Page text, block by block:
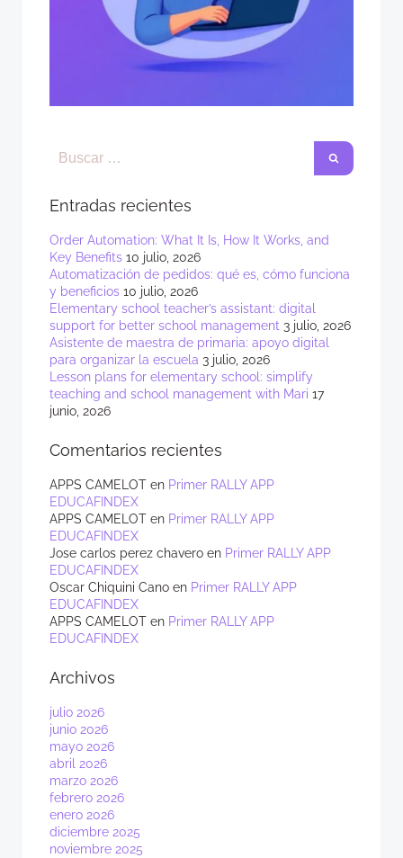
Entradas recientes
Order Automation: What It Is, How It Works, and
Key Benefits 10 julio, 2026
Automatización de pedidos: qué es, cómo funciona
y beneficios 10 julio, 2026
Elementary school teacher’s assistant: digital
support for better school management 3 julio, 2026
Asistente de maestra de primaria: apoyo digital
para organizar la escuela 3 julio, 2026
Lesson plans for elementary school: simplify
teaching and school management with Mari 17
junio, 2026
Comentarios recientes
APPS CAMELOT en Primer RALLY APP
EDUCAFINDEX
APPS CAMELOT en Primer RALLY APP
EDUCAFINDEX
Jose carlos perez chavero en Primer RALLY APP
EDUCAFINDEX
Oscar Chiquini Cano en Primer RALLY APP
EDUCAFINDEX
APPS CAMELOT en Primer RALLY APP
EDUCAFINDEX
Archivos
julio 2026
junio 2026
mayo 2026
abril 2026
marzo 2026
febrero 2026
enero 2026
diciembre 2025
noviembre 2025